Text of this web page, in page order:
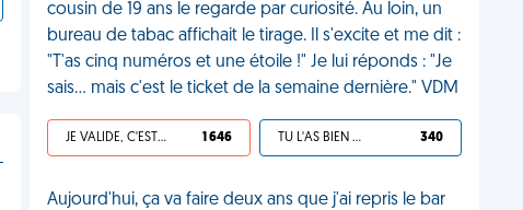
cousin de 19 ans le regarde par curiosité. Au loin, un
bureau de tabac affichait le tirage. Il s'excite et me dit :
"T'as cinq numéros et une étoile !" Je lui réponds : "Je
sais… mais c'est le ticket de la semaine dernière." VDM
JE VALIDE, C'EST UNE VDM 1 646 TU L'AS BIEN MÉRITÉ 340
Aujourd'hui, ça va faire deux ans que j'ai repris le bar